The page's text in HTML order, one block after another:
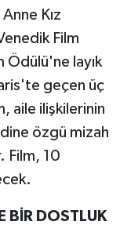
Kız
Film
Ödülü'ne layık
geçen üç
aile ilişkilerinin
özgü mizah
Film, 10
BİR DOSTLUK